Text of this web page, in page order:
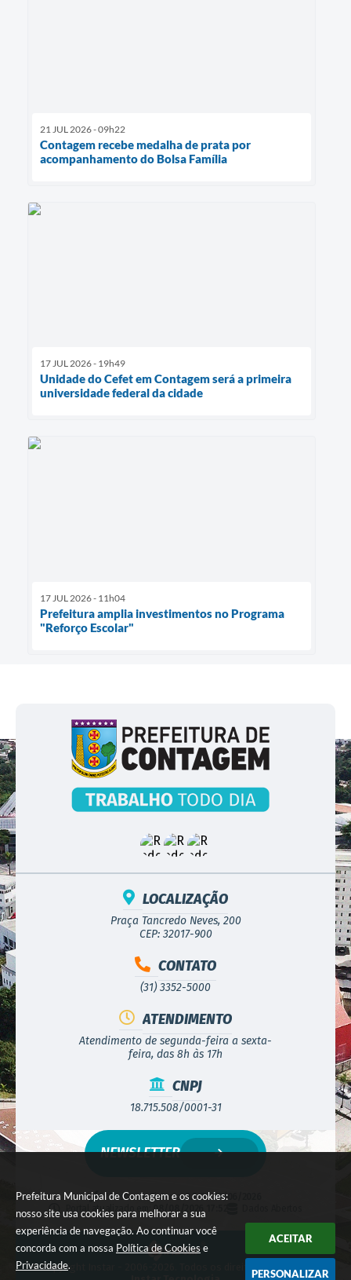
Prefeitura Municipal de Contagem e os cookies:
nosso site usa cookies para melhorar a sua
experiência de navegação. Ao continuar você
concorda com a nossa Política de Cookies e
Privacidade.
ACEITAR
PERSONALIZAR
21 JUL 2026 - 09h22
Contagem recebe medalha de prata por
acompanhamento do Bolsa Família
17 JUL 2026 - 19h49
Unidade do Cefet em Contagem será a primeira
universidade federal da cidade
17 JUL 2026 - 11h04
Prefeitura amplia investimentos no Programa
"Reforço Escolar"
LOCALIZAÇÃO
Praça Tancredo Neves, 200
CEP: 32017-900
CONTATO
(31) 3352-5000
ATENDIMENTO
Atendimento de segunda-feira a sexta-
feira, das 8h às 17h
CNPJ
18.715.508/0001-31
Versão do Sistema:3.5.3 - 19/06/2026
Portal atualizado em:
08/08/2026 17:52
NEWSLETTER
© Copyright Instar - 2006-2026. Todos os direitos reservados -